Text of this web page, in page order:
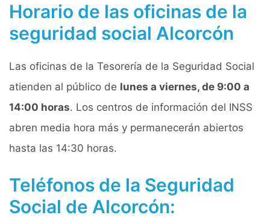
Horario de las oficinas de la
seguridad social Alcorcón
Las oficinas de la Tesorería de la Seguridad Social
atienden al público de lunes a viernes, de 9:00 a
14:00 horas. Los centros de información del INSS
abren media hora más y permanecerán abiertos
hasta las 14:30 horas.
Teléfonos de la Seguridad
Social de Alcorcón: